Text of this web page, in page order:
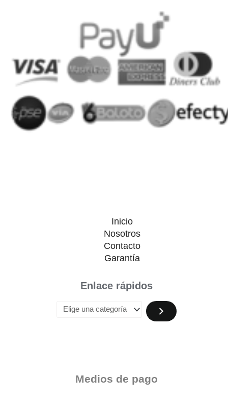
Inicio
Nosotros
Contacto
Garantía
Enlace rápidos
Medios de pago